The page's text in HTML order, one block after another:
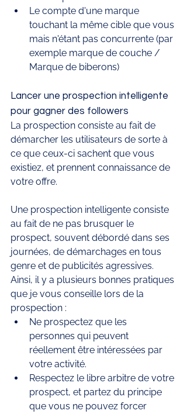
Le compte d'une marque
touchant la même cible que vous
mais n'étant pas concurrente (par
exemple marque de couche /
Marque de biberons)
Lancer une prospection intelligente
pour gagner des followers
La prospection consiste au fait de
démarcher les utilisateurs de sorte à
ce que ceux-ci sachent que vous
existiez, et prennent connaissance de
votre offre.
Une prospection intelligente consiste
au fait de ne pas brusquer le
prospect, souvent débordé dans ses
journées, de démarchages en tous
genre et de publicités agressives.
Ainsi, il y a plusieurs bonnes pratiques
que je vous conseille lors de la
prospection :
Ne prospectez que les
personnes qui peuvent
réellement être intéressées par
votre activité.
Respectez le libre arbitre de votre
prospect, et partez du principe
que vous ne pouvez forcer